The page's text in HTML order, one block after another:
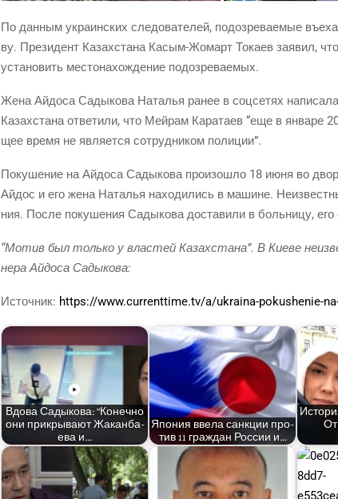
По дан­ным укра­ин­ских сле­до­ва­те­лей, подо­зре­ва­е­мые
ву. Пре­зи­дент Казах­ста­на Касым-Жомарт Тока­ев заявил,
уста­но­вить место­на­хож­де­ние подозреваемых.
Жена Айдо­са Сады­ко­ва Ната­лья ранее в соц­се­тях
Казах­ста­на отве­ти­ли, что Мей­рам Кара­та­ев “еще в янва­ре
щее вре­мя не явля­ет­ся сотруд­ни­ком полиции”.
Поку­ше­ние на Айдо­са Сады­ко­ва про­изо­шло 18 июня во
Айдос и его жена Ната­лья нахо­ди­лись в машине.
ния. После поку­ше­ния Сады­ко­ва доста­ви­ли в боль­ни­цу, его
“Мотив был толь­ко у вла­стей Казах­ста­на”. В Кие­ве
не­ра Айдо­са Садыкова:
Источ­ник: https://www.currenttime.tv/a/ukraina-pokushenie-
Вдо­ва Сады­ко­ва: “Конеч­но
они при­кры­ва­ют Жакан­ба­
е­ва и…
Япо­ния вве­ла санк­ции про­
тив 11 граж­дан Рос­сии и…